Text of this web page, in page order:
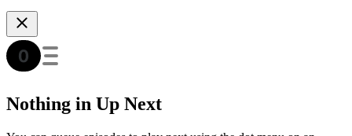
Nothing in Up Next